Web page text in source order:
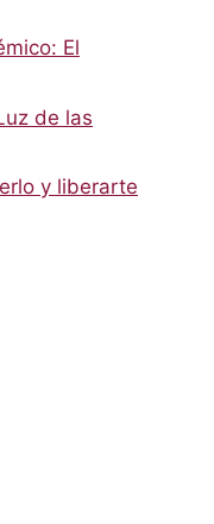
El
de las
y liberarte